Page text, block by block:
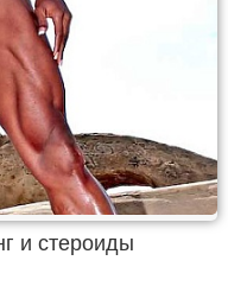
и стероиды